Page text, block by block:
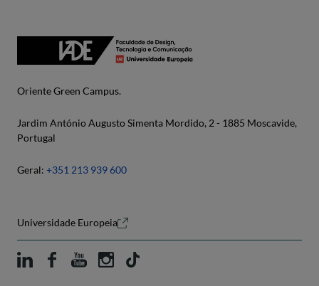
Oriente Green Campus.
Jardim António Augusto Simenta Mordido, 2 - 1885 Moscavide,
Portugal
Geral: +351 213 939 600
Universidade Europeia